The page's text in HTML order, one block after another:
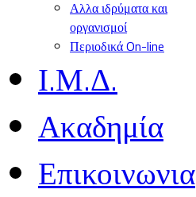
Αλλα ιδρύματα και
οργανισμοί
Περιοδικά On-line
Ι.Μ.Δ.
Ακαδημία
Επικοινωνια